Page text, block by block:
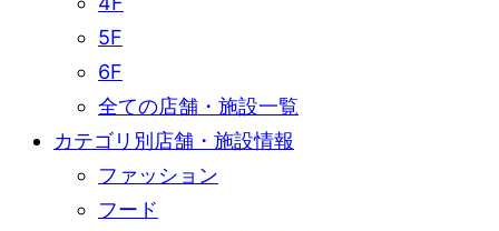
5F
6F
全ての店舗・施設一覧
カテゴリ別店舗・施設情報
ファッション
フード